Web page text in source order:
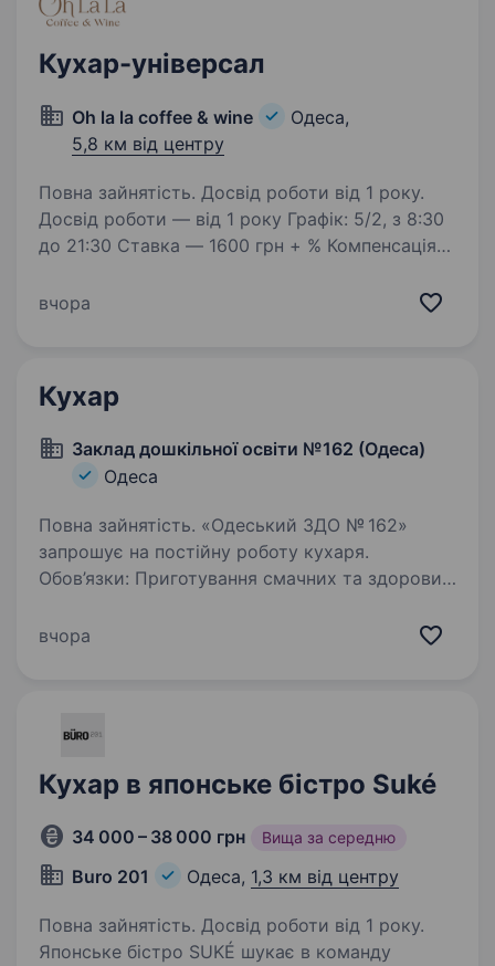
Кухар-універсал
Oh la la coffee & wine
Одеса,
5,8 км від центру
Повна зайнятість. Досвід роботи від 1 року.
Досвід роботи — від 1 року Графік: 5/2, з 8:30
до 21:30 Ставка — 1600 грн + % Компенсація
вчора
Кухар
Заклад дошкільної освіти №162 (Одеса)
Одеса
Повна зайнятість. «Одеський ЗДО № 162»
запрошує на постійну роботу кухаря.
Обов’язки: Приготування смачних та здорових
та правил безпеки. Контроль за якістю
вчора
Кухар в японське бістро Suké
34 000 – 38 000 грн Вища за середню
Buro 201 Одеса, 1,3 км від центру
Повна зайнятість. Досвід роботи від 1 року.
Японське бістро SUKÉ шукає в команду